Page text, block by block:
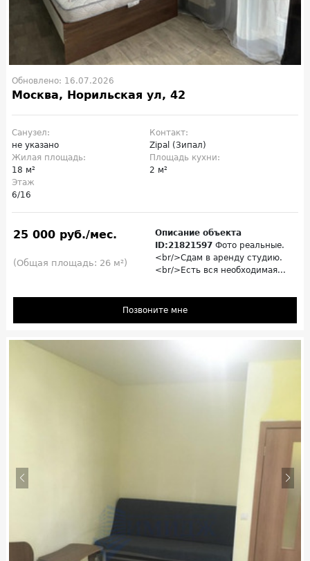
Обновлено: 16.07.2026
Москва, Норильская ул, 42
Санузел:
не указано
Контакт:
Zipal (Зипал)
Жилая площадь:
18 м²
Площадь кухни:
2 м²
Этаж
6/16
25 000 руб./мес.
(Общая площадь: 26 м²)
Описание объекта
ID:21821597 Фото реальные.
<br/>Сдам в аренду студию.
<br/>Есть вся необходимая...
Позвоните мне